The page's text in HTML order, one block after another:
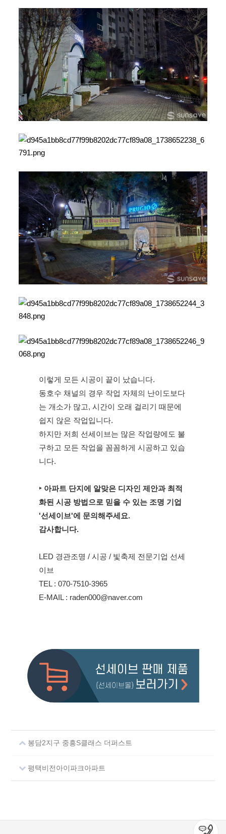
이렇게 모든 시공이 끝이 났습니다.
동호수 채널의 경우 작업 자체의 난이도보다
는 개소가 많고, 시간이 오래 걸리기 때문에
쉽지 않은 작업입니다.
하지만 저희 선세이브는 많은 작업량에도 불
구하고 모든 작업을 꼼꼼하게 시공하고 있습
니다.
‣ 아파트 단지에 알맞은 디자인 제안과 최적
화된 시공 방법으로 믿을 수 있는 조명 기업
'선세이브'에 문의해주세요.
감사합니다.
LED 경관조명 / 시공 / 빛축제 전문기업 선세
이브
TEL : 070-7510-3965
E-MAIL : raden000@naver.com
봉담2지구 중흥S클래스 더퍼스트
평택비전아이파크아파트